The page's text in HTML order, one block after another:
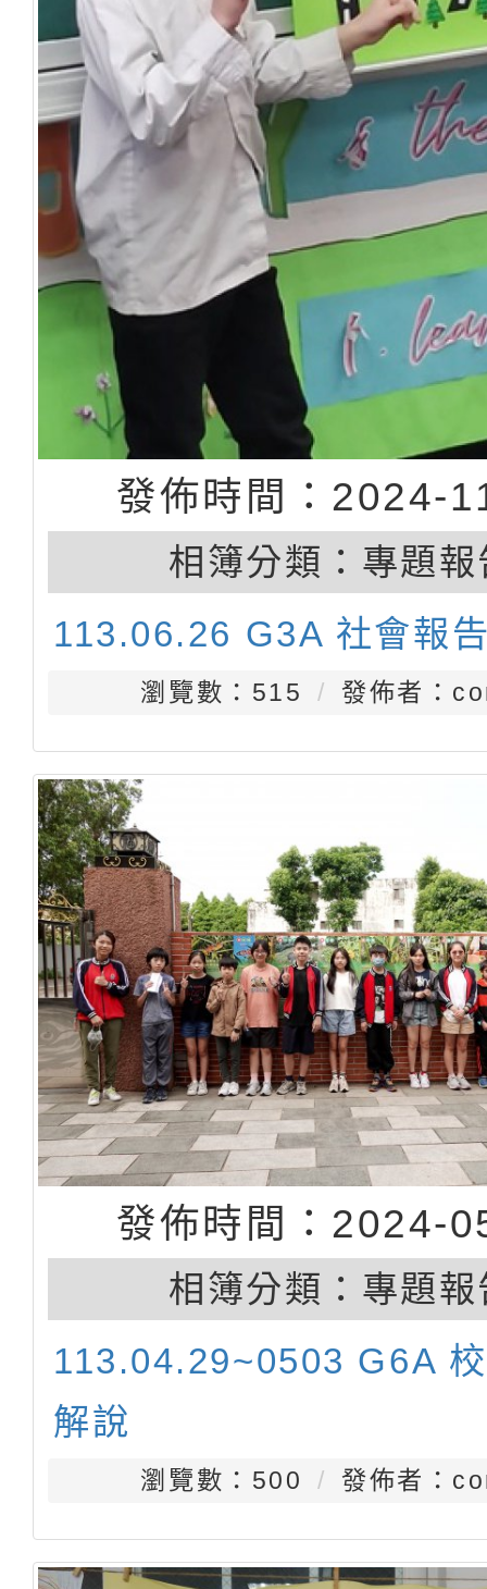
發佈時間：2024-
相簿分類： 專題報
113.06.26 G3A 社會報
瀏覽數：515 發佈者：
發佈時間：2024-
相簿分類： 專題報
113.04.29~0503 G6A
解說
瀏覽數：500 發佈者：